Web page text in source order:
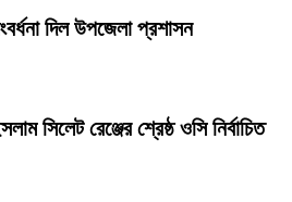
দিল উপজেলা প্রশাসন
সিলেট রেঞ্জের শ্রেষ্ঠ ওসি নির্বাচিত